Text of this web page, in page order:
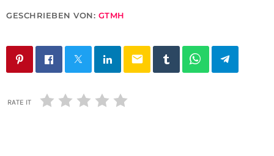
GESCHRIEBEN VON: GTMH
email
RATE IT